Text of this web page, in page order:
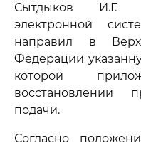
Сытдыков И.Г.
электронной
направил в
Федерации
которой
восстановлении
подачи.
Согласно